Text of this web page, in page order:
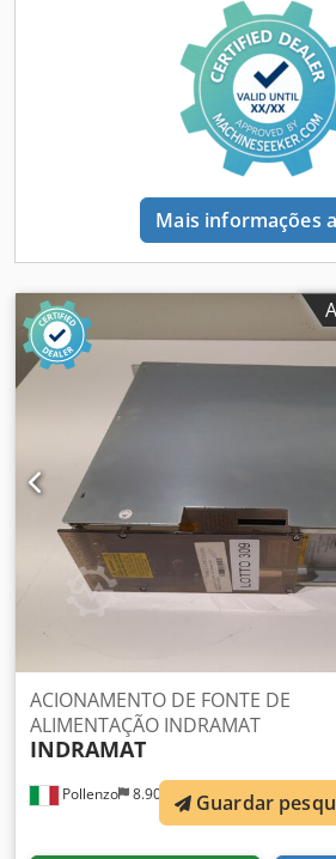
Mais informações
Pollenzo 8.906 km
ACIONAMENTO DE FONTE DE
ALIMENTAÇÃO INDRAMAT
INDRAMAT
Guardar